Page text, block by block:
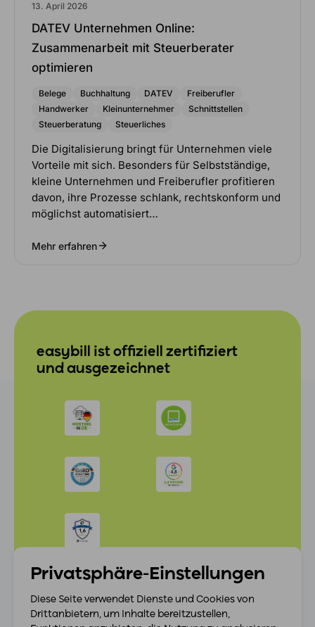
13. April 2026
DATEV Unternehmen Online:
Zusammenarbeit mit Steuerberater
optimieren
Belege Buchhaltung DATEV
Freiberufler
Handwerker
Kleinunternehmer
Schnittstellen
Steuerberatung
Steuerliches
Die Digitalisierung bringt für Unternehmen viele
Vorteile mit sich. Besonders für Selbstständige,
kleine Unternehmen und Freiberufler profitieren
davon, ihre Prozesse schlank, rechtskonform und
möglichst automatisiert…
Mehr erfahren
easybill ist offiziell zertifiziert
und ausgezeichnet
Privatsphäre-Einstellungen
Diese Seite verwendet Dienste und Cookies von
Drittanbietern, um Inhalte bereitzustellen,